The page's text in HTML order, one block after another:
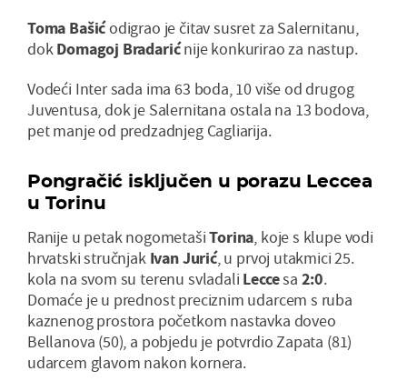
Toma Bašićodigrao je čitav susret za Salernitanu,
dokDomagoj Bradarićnije konkurirao za nastup.
Vodeći Inter sada ima 63 boda, 10 više od drugog
Juventusa, dok je Salernitana ostala na 13 bodova,
pet manje od predzadnjeg Cagliarija.
Pongračić isključen u porazu Leccea
u Torinu
Ranije u petak nogometašiTorina, koje s klupe vodi
hrvatski stručnjak Ivan Jurić, u prvoj utakmici 25.
kola na svom su terenu svladali Leccesa 2:0.
Domaće je u prednost preciznim udarcem s ruba
kaznenog prostora početkom nastavka doveo
Bellanova (50), a pobjedu je potvrdio Zapata (81)
udarcem glavom nakon kornera.